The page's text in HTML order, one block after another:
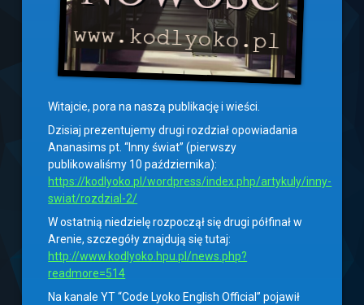
Witajcie, pora na naszą publikację i wieści.
Dzisiaj prezentujemy drugi rozdział opowiadania
Ananasims pt. “Inny świat” (pierwszy
publikowaliśmy 10 października):
https://kodlyoko.pl/wordpress/index.php/artykuly/inny-
swiat/rozdzial-2/
W ostatnią niedzielę rozpoczął się drugi półfinał w
Arenie, szczegóły znajdują się tutaj:
http://www.kodlyoko.hpu.pl/news.php?
readmore=514
Na kanale YT “Code Lyoko English Official” pojawił